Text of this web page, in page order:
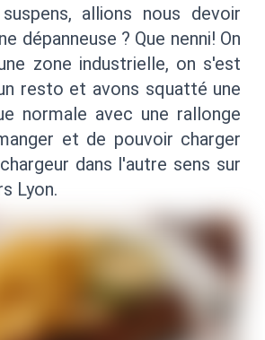
allions nous devoir
dépanneuse ? Que nenni! On
zone industrielle, on s'est
resto et avons squatté une
normale avec une rallonge
et de pouvoir charger
dans l'autre sens sur
Lyon.